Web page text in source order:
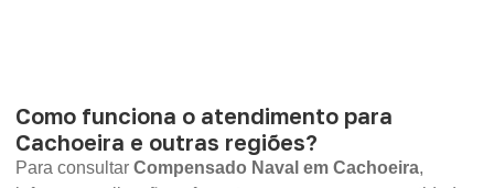
Como funciona o atendimento para
Cachoeira e outras regiões?
Para consultar Compensado Naval em Cachoeira,